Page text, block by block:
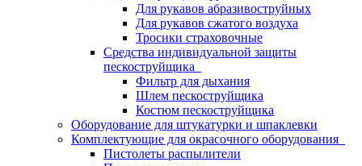
Для рукавов абразивоструйных
Для рукавов сжатого воздуха
Тросики страховочные
Средства индивидуальной защиты
пескоструйщика
Фильтр для дыхания
Шлем пескоструйщика
Костюм пескоструйщика
Оборудование для штукатурки и шпаклевки
Комплектующие для окрасочного оборудования
Пистолеты распылители